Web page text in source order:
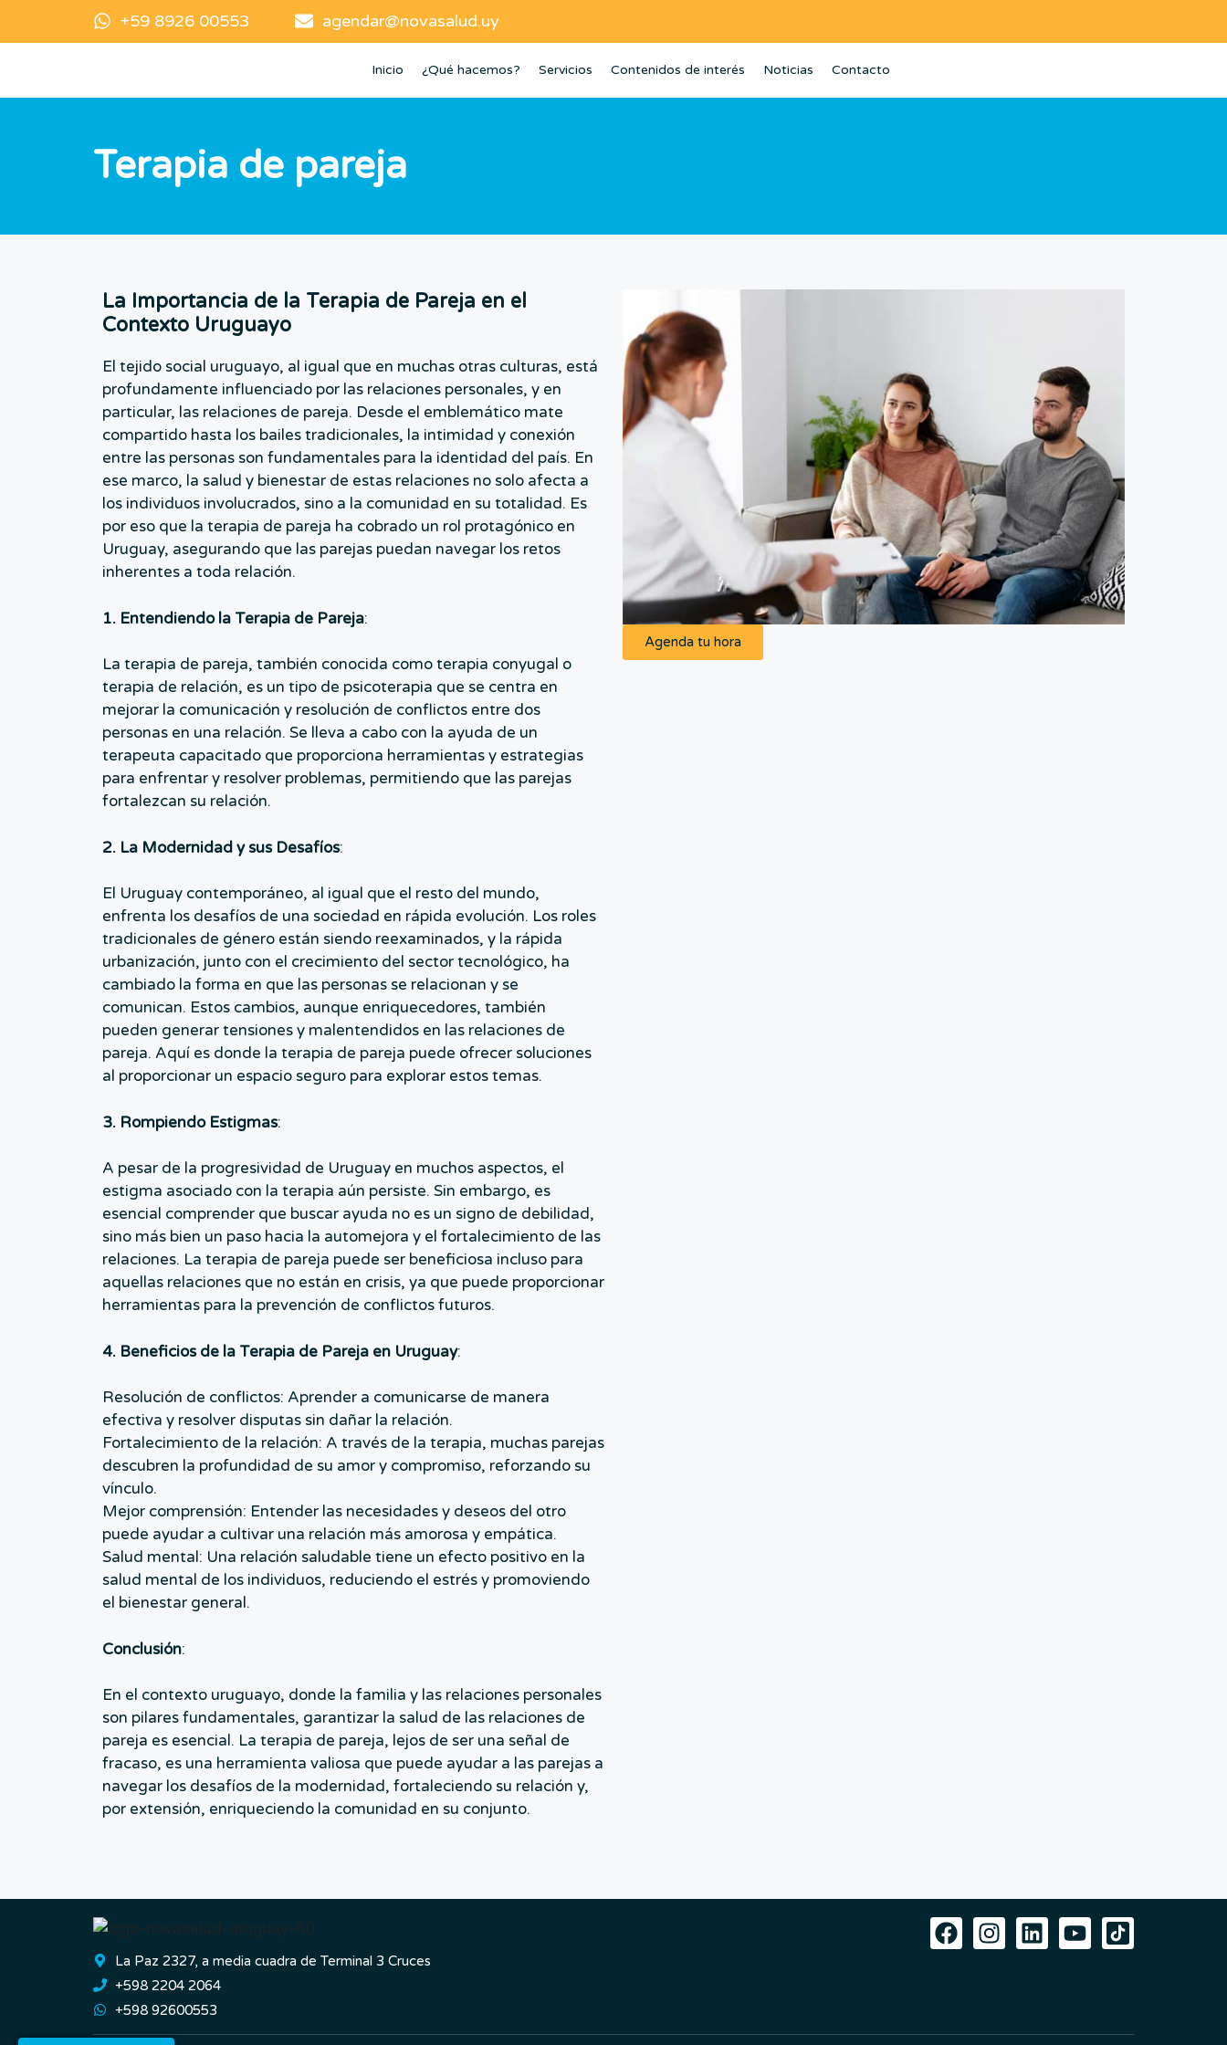
+59 8926 00553 agendar@novasalud.uy
Inicio ¿Qué hacemos? Servicios Contenidos de interés Noticias Contacto
Terapia de pareja
La Importancia de la Terapia de Pareja en el
Contexto Uruguayo
El tejido social uruguayo, al igual que en muchas otras culturas, está
profundamente influenciado por las relaciones personales, y en
particular, las relaciones de pareja. Desde el emblemático mate
compartido hasta los bailes tradicionales, la intimidad y conexión
entre las personas son fundamentales para la identidad del país. En
ese marco, la salud y bienestar de estas relaciones no solo afecta a
los individuos involucrados, sino a la comunidad en su totalidad. Es
por eso que la terapia de pareja ha cobrado un rol protagónico en
Uruguay, asegurando que las parejas puedan navegar los retos
inherentes a toda relación.
1. Entendiendo la Terapia de Pareja:
La terapia de pareja, también conocida como terapia conyugal o
terapia de relación, es un tipo de psicoterapia que se centra en
mejorar la comunicación y resolución de conflictos entre dos
personas en una relación. Se lleva a cabo con la ayuda de un
terapeuta capacitado que proporciona herramientas y estrategias
para enfrentar y resolver problemas, permitiendo que las parejas
fortalezcan su relación.
2. La Modernidad y sus Desafíos:
El Uruguay contemporáneo, al igual que el resto del mundo,
enfrenta los desafíos de una sociedad en rápida evolución. Los roles
tradicionales de género están siendo reexaminados, y la rápida
urbanización, junto con el crecimiento del sector tecnológico, ha
cambiado la forma en que las personas se relacionan y se
comunican. Estos cambios, aunque enriquecedores, también
pueden generar tensiones y malentendidos en las relaciones de
pareja. Aquí es donde la terapia de pareja puede ofrecer soluciones
al proporcionar un espacio seguro para explorar estos temas.
3. Rompiendo Estigmas:
A pesar de la progresividad de Uruguay en muchos aspectos, el
estigma asociado con la terapia aún persiste. Sin embargo, es
esencial comprender que buscar ayuda no es un signo de debilidad,
sino más bien un paso hacia la automejora y el fortalecimiento de las
relaciones. La terapia de pareja puede ser beneficiosa incluso para
aquellas relaciones que no están en crisis, ya que puede proporcionar
herramientas para la prevención de conflictos futuros.
4. Beneficios de la Terapia de Pareja en Uruguay:
Resolución de conflictos: Aprender a comunicarse de manera
efectiva y resolver disputas sin dañar la relación.
Fortalecimiento de la relación: A través de la terapia, muchas parejas
descubren la profundidad de su amor y compromiso, reforzando su
vínculo.
Mejor comprensión: Entender las necesidades y deseos del otro
puede ayudar a cultivar una relación más amorosa y empática.
Salud mental: Una relación saludable tiene un efecto positivo en la
salud mental de los individuos, reduciendo el estrés y promoviendo
el bienestar general.
Conclusión:
En el contexto uruguayo, donde la familia y las relaciones personales
son pilares fundamentales, garantizar la salud de las relaciones de
pareja es esencial. La terapia de pareja, lejos de ser una señal de
fracaso, es una herramienta valiosa que puede ayudar a las parejas a
navegar los desafíos de la modernidad, fortaleciendo su relación y,
por extensión, enriqueciendo la comunidad en su conjunto.
Agenda tu hora
La Paz 2327, a media cuadra de Terminal 3 Cruces
+598 2204 2064
+598 92600553